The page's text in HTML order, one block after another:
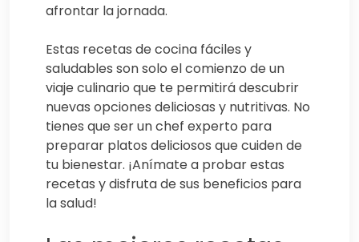
afrontar la jornada.
Estas recetas de cocina fáciles y
saludables son solo el comienzo de un
viaje culinario que te permitirá descubrir
nuevas opciones deliciosas y nutritivas. No
tienes que ser un chef experto para
preparar platos deliciosos que cuiden de
tu bienestar. ¡Anímate a probar estas
recetas y disfruta de sus beneficios para
la salud!